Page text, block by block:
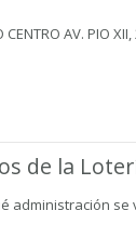
CENTRO AV. PIO
de la
administración